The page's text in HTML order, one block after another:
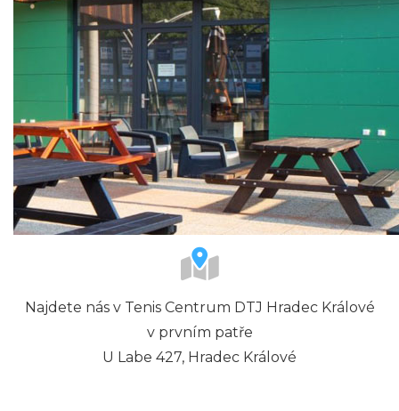
Najdete nás v Tenis Centrum DTJ Hradec Králové
v prvním patře
U Labe 427, Hradec Králové